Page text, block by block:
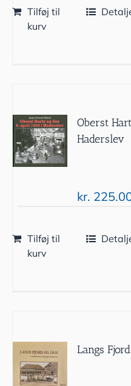
Tilføj til
kurv
Oberst
Haderslev
kr.
Tilføj til
kurv
Langs